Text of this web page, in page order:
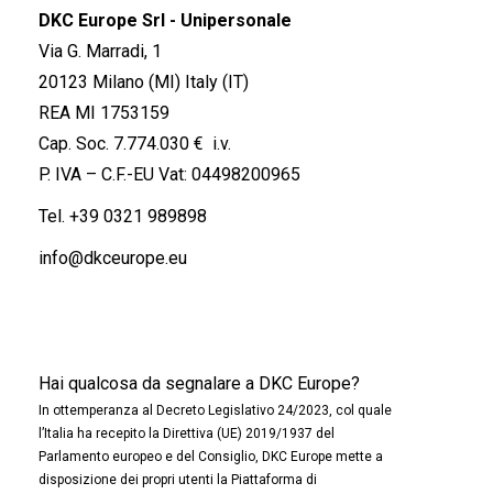
DKC Europe Srl - Unipersonale
Via G. Marradi, 1
20123 Milano (MI) Italy (IT)
REA MI 1753159
Cap. Soc. 7.774.030 € i.v.
P. IVA – C.F.-EU Vat: 04498200965
Tel. +39 0321 989898
info@dkceurope.eu
Hai qualcosa da segnalare a DKC Europe?
In ottemperanza al Decreto Legislativo 24/2023, col quale
l’Italia ha recepito la Direttiva (UE) 2019/1937 del
Parlamento europeo e del Consiglio, DKC Europe mette a
disposizione dei propri utenti la Piattaforma di